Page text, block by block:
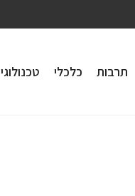
תרבות כלכלי טכנולוגי